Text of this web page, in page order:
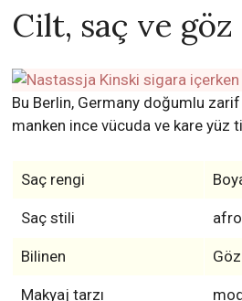
Cilt, saç ve
Bu Berlin, Germany doğumlu
manken ince vücuda ve kare yüz
Saç rengi
Saç stili afro
Bilinen
Makyaj tarzı